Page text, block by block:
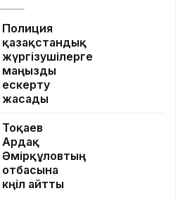
Полиция
қазақстандық
жүргізушілерге
маңызды
ескерту
жасады
Тоқаев
Ардақ
Әмірқұловтың
отбасына
көңіл айтты